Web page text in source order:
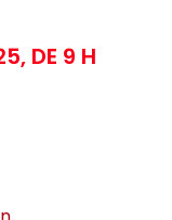
DE 9 H